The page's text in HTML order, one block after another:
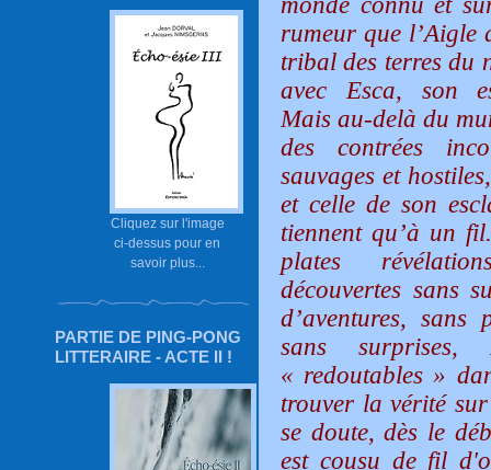
Cliquez sur l'image
ci-dessus pour en
savoir plus...
PARTIE DE PING-PONG
LITTERAIRE - ACTE II !
rumeur que l’Aigle
tribal des terres du
avec Esca, son
Mais au-delà du
des contrées
sauvages et
et celle de son
tiennent qu’à un
plates
découvertes sans
d’aventures,
sans
« redoutables »
trouver la vérité
se doute, dès le
est cousu de fil